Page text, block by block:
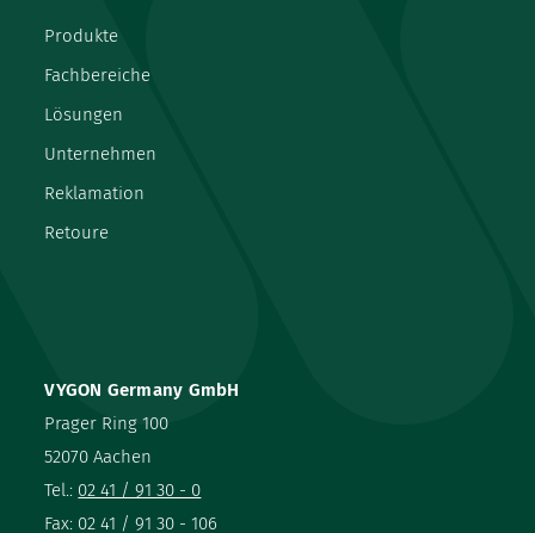
VYGON Germany GmbH
Prager Ring 100
52070 Aachen
Tel.: 02 41 / 91 30 - 0
Fax: 02 41 / 91 30 - 106
Produkte
Fachbereiche
Lösungen
Unternehmen
Reklamation
Retoure